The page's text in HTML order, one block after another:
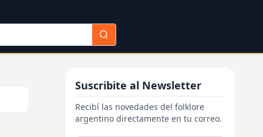
Suscribite al Newsletter
Recibí las novedades del folklore
argentino directamente en tu correo.